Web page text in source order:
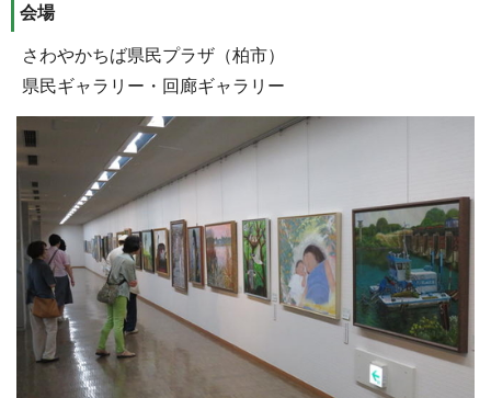
会場
さわやかちば県民プラザ（柏市）
県民ギャラリー・回廊ギャラリー